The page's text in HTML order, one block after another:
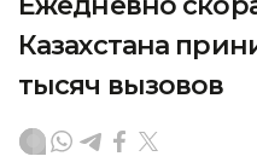
Казахстана
тысяч вызовов